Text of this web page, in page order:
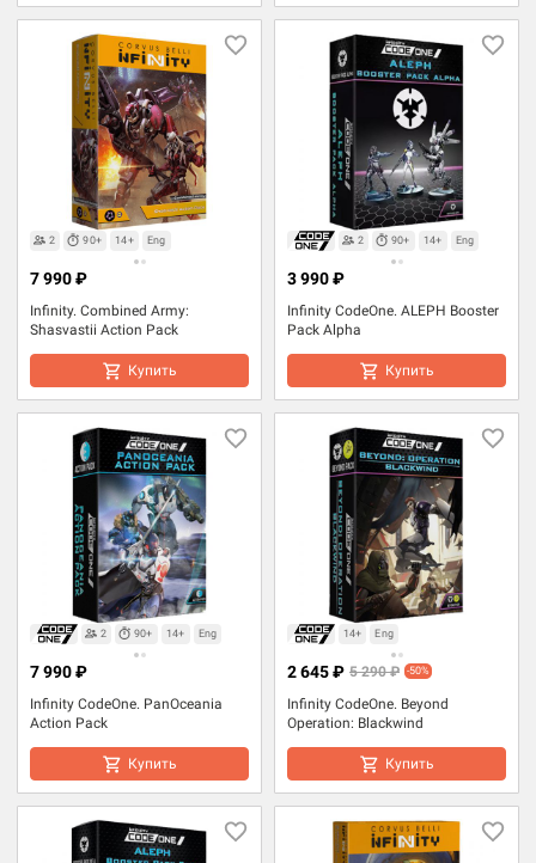
2 90+ 14+ Eng
Infinity. Combined Army:
Shasvastii Action Pack
7 990 ₽
Купить
2 90+ 14+ Eng
Infinity CodeOne. ALEPH Booster
Pack Alpha
3 990 ₽
Купить
2 90+ 14+ Eng
Infinity CodeOne. PanOceania
Action Pack
7 990 ₽
Купить
14+ Eng
Infinity CodeOne. Beyond
Operation: Blackwind
2 645 ₽ 5 290 ₽ -50%
Купить